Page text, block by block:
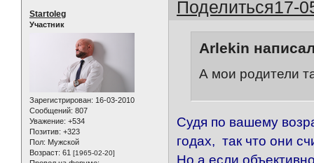
Поделиться17-
Startoleg
Участник
Зарегистрирован: 16-03-2010
Сообщений: 807
Уважение: +534
Позитив: +323
Пол: Мужской
Возраст: 61 [1965-02-20]
Arlekin
А мои родители
Cудя по вашему
годах, так что они
Но а если